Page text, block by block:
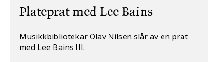
Plateprat med Lee Bains
Musikkbibliotekar Olav Nilsen slår av en prat
med Lee Bains III.